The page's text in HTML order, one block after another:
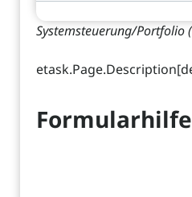
Systemsteuerung/
Formularhilfe